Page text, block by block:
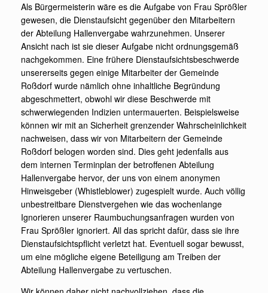
Als Bürgermeisterin wäre es die Aufgabe von Frau Sprößler
gewesen, die Dienstaufsicht gegenüber den Mitarbeitern
der Abteilung Hallenvergabe wahrzunehmen. Unserer
Ansicht nach ist sie dieser Aufgabe nicht ordnungsgemäß
nachgekommen. Eine frühere Dienstaufsichtsbeschwerde
unsererseits gegen einige Mitarbeiter der Gemeinde
Roßdorf wurde nämlich ohne inhaltliche Begründung
abgeschmettert, obwohl wir diese Beschwerde mit
schwerwiegenden Indizien untermauerten. Beispielsweise
können wir mit an Sicherheit grenzender Wahrscheinlichkeit
nachweisen, dass wir von Mitarbeitern der Gemeinde
Roßdorf belogen worden sind. Dies geht jedenfalls aus
dem internen Terminplan der betroffenen Abteilung
Hallenvergabe hervor, der uns von einem anonymen
Hinweisgeber (Whistleblower) zugespielt wurde. Auch völlig
unbestreitbare Dienstvergehen wie das wochenlange
Ignorieren unserer Raumbuchungsanfragen wurden von
Frau Sprößler ignoriert. All das spricht dafür, dass sie ihre
Dienstaufsichtspflicht verletzt hat. Eventuell sogar bewusst,
um eine mögliche eigene Beteiligung am Treiben der
Abteilung Hallenvergabe zu vertuschen.